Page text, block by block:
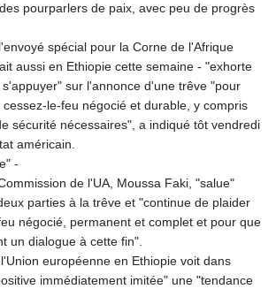
pourparlers de paix, avec peu de progrès
spécial pour la Corne de l'Afrique
aussi en Ethiopie cette semaine - "exhorte
sur l'annonce d'une trêve "pour
le-feu négocié et durable, y compris
sécurité nécessaires", a indiqué tôt vendredi
américain.
-
de l'UA, Moussa Faki, "salue"
parties à la trêve et "continue de plaider
négocié, permanent et complet et pour que
un dialogue à cette fin".
européenne en Ethiopie voit dans
immédiatement imitée" une "tendance